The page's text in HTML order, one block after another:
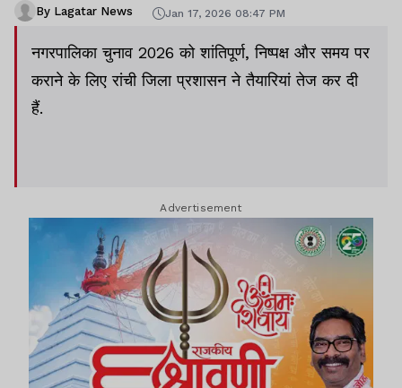
By Lagatar News Jan 17, 2026 08:47 PM
नगरपालिका चुनाव 2026 को शांतिपूर्ण, निष्पक्ष और समय पर
कराने के लिए रांची जिला प्रशासन ने तैयारियां तेज कर दी
हैं.
Advertisement